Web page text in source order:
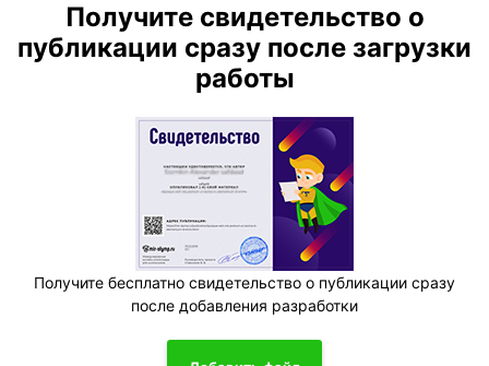
Получите свидетельство о
публикации сразу после загрузки
работы
Получите бесплатно свидетельство о публикации сразу
после добавления разработки